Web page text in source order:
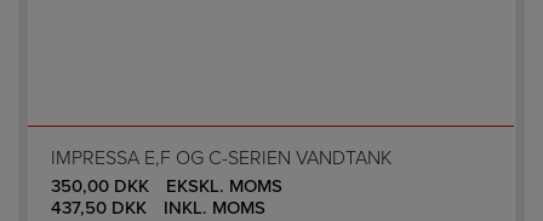
IMPRESSA E,F OG C-SERIEN VANDTANK
350,00 DKK
EKSKL. MOMS
437,50 DKK INKL. MOMS